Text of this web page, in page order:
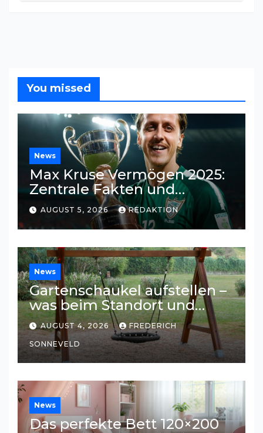
You missed
News
Max Kruse Vermögen 2025:
Zentrale Fakten und
Einkommensquellen
AUGUST 5, 2026 REDAKTION
News
Gartenschaukel aufstellen –
was beim Standort und
Untergrund wichtig ist
AUGUST 4, 2026 FREDERICH
SONNEVELD
News
Das perfekte Bett 120×200